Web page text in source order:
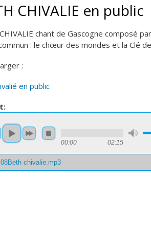
CHIVALIE en public
chant de Gascogne composé
: le chœur des mondes et la Clé
:
en public
00:00 02:15
08Beth chivalie.mp3